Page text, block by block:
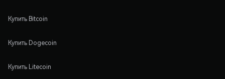
Купить Bitcoin
Купить Dogecoin
Купить Litecoin